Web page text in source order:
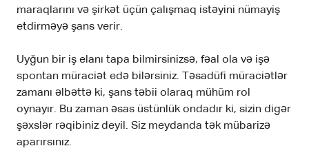
maraqlarını və şirkət üçün çalışmaq istəyini nümayiş
etdirməyə şans verir.
Uyğun bir iş elanı tapa bilmirsinizsə, fəal ola və işə
spontan müraciət edə bilərsiniz. Təsadüfi müraciətlər
zamanı əlbəttə ki, şans təbii olaraq mühüm rol
oynayır. Bu zaman əsas üstünlük ondadır ki, sizin digər
şəxslər rəqibiniz deyil. Siz meydanda tək mübarizə
aparırsınız.